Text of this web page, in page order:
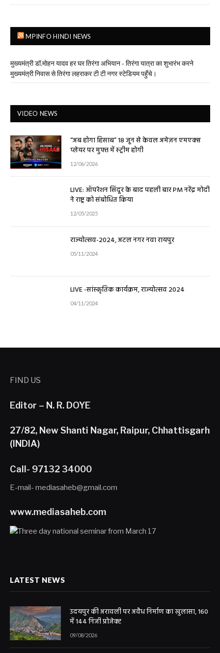
MPINFO HINDI NEWS
मुख्यमंत्री डॉ.मोहन यादव हर घर तिरंगा अभियान - तिरंगा यात्रा का शुभारंभ करने
मुख्यमंत्री निवास से तिरंगा लहराकर टी टी नगर स्टेडियम पहुँचे।
VIDEO NEWS
“अब होगा हिसाब” 18 जून से केवल अमेज़न एमएक्स
प्लेयर पर मुफ्त में स्ट्रीम होगी
12/06/2026
LIVE: ऑपरेशन सिंदूर के बाद पहली बार PM नरेंद्र मोदी
ने राष्ट्र को संबोधित किया
12/05/2025
राज्योत्सव-2024, अटल नगर नवा रायपुर
05/11/2024
LIVE -सांस्कृतिक कार्यक्रम, राज्योत्सव 2024
04/11/2024
FIND US
Editor – N. R. DOYE
27/82, New Shanti Nagar, Raipur, Chhattisgarh
(INDIA)
Call- 97132 34000
E-mail- mediasaheb@gmail.com
www.mediasaheb.com
LATEST NEWS
उदयपुर की अरावली पर अवैध निर्माण का खुलासा, 160
में 144 निजी प्रोजेक्ट
09/08/2026